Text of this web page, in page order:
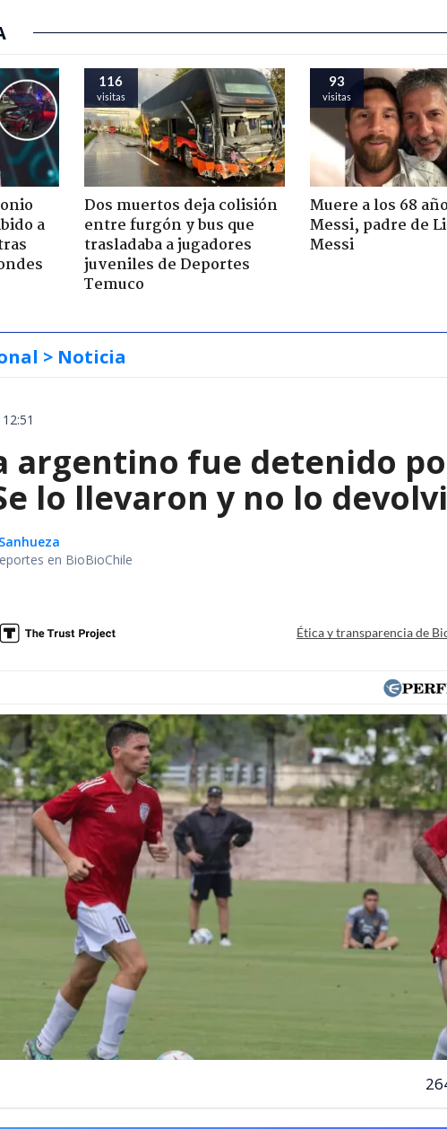
a
116
visitas
Dos muertos deja colisión
entre furgón y bus que
trasladaba a jugadores
juveniles de Deportes
Temuco
93
visitas
Muere a los 68
Messi, padre de
Messi
> Noticia
argentino fue detenido
lo llevaron y no lo
en BioBioChile
Ética y transparencia de